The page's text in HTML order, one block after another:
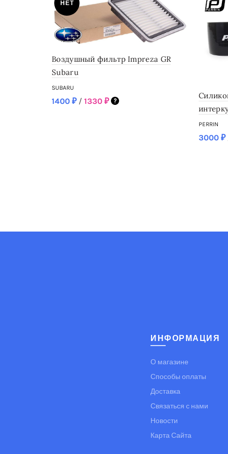
НЕТ
Воздушный фильтр Impreza GR
Subaru
SUBARU
1400 ₽ / 1330 ₽
PERRIN
3000 ₽
ИНФОРМАЦИЯ
О магазине
Способы оплаты
Доставка
Связаться с нами
Новости
Карта Сайта